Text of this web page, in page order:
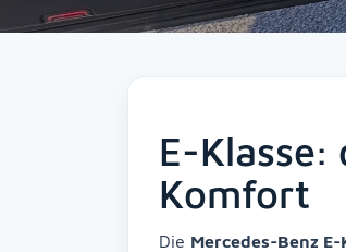
E-Klasse:
Komfort
Die Mercedes-Benz E-